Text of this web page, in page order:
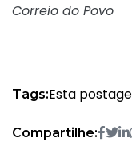
Correio do Povo
Tags:Esta
Compartilhe: